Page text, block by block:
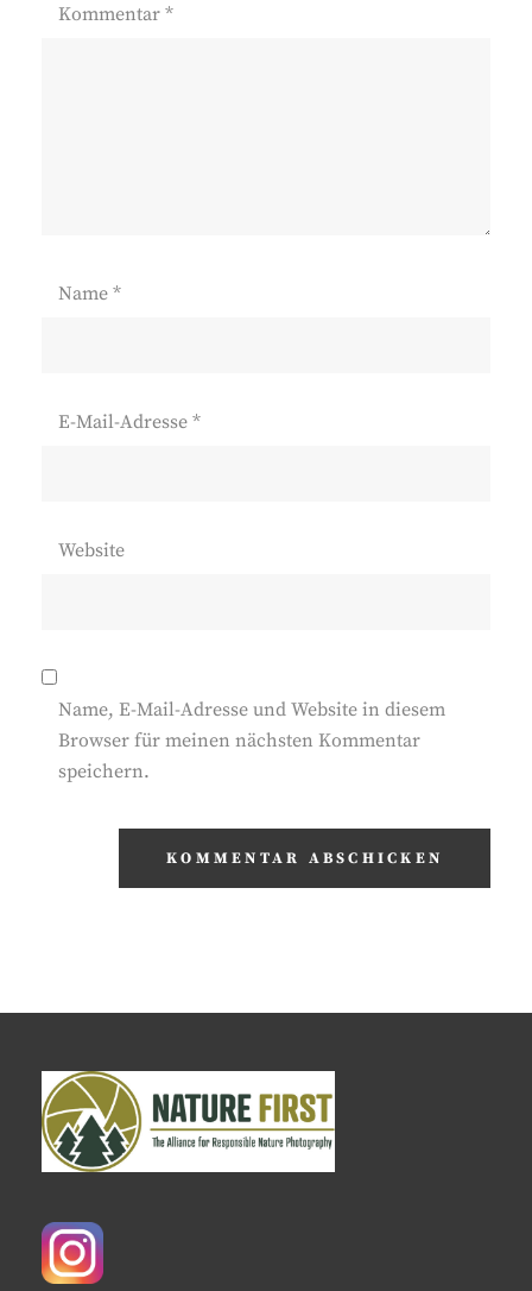
Kommentar *
Name *
E-Mail-Adresse *
Website
Name, E-Mail-Adresse und Website in diesem
Browser für meinen nächsten Kommentar
speichern.